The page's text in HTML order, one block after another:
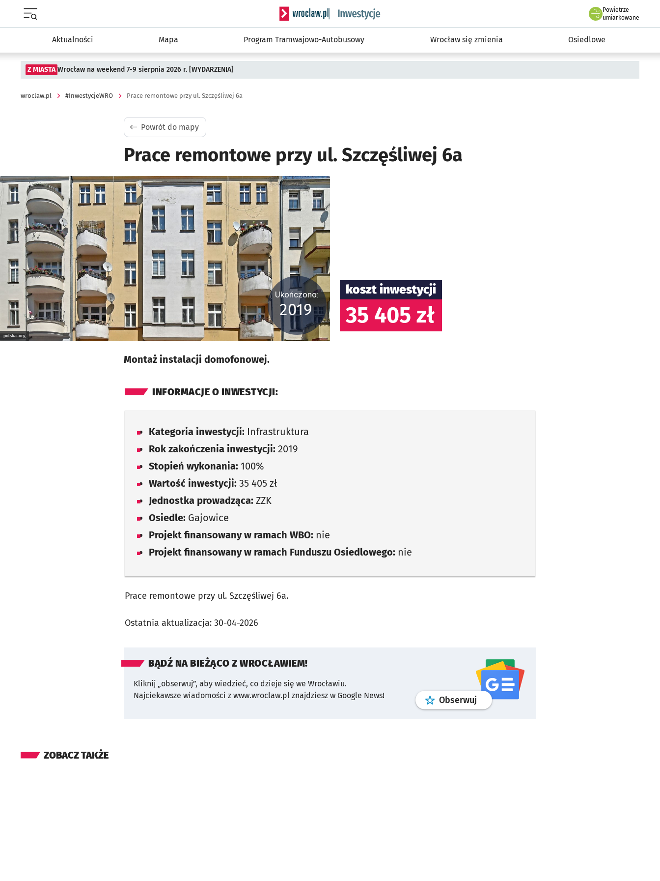
Serwis informacyjny wroclaw.pl podserwis: #InwestycjeWRO - miejskie inwestycje 2019-2032
Powietrze
we Wrocławiu
umiarkowane
Aktualności Mapa Program Tramwajowo-Autobusowy Wrocław się zmienia Osiedlowe
Z MIASTA Wrocław na weekend 7-9 sierpnia 2026 r. [WYDARZENIA]
wroclaw.pl #InwestycjeWRO Prace remontowe przy ul. Szczęśliwej 6a
Powrót do mapy
Prace remontowe przy ul. Szczęśliwej 6a
Kliknij, aby powiększyć
polska-org
Ukończono:
2019
koszt inwestycji
35 405 zł
Montaż instalacji domofonowej.
INFORMACJE O INWESTYCJI:
Kategoria inwestycji: Infrastruktura
Rok zakończenia inwestycji: 2019
Stopień wykonania: 100%
Wartość inwestycji: 35 405 zł
Jednostka prowadząca: ZZK
Osiedle: Gajowice
Projekt finansowany w ramach WBO: nie
Projekt finansowany w ramach Funduszu Osiedlowego: nie
Prace remontowe przy ul. Szczęśliwej 6a.
Ostatnia aktualizacja: 30-04-2026
BĄDŹ NA BIEŻĄCO Z WROCŁAWIEM!
Kliknij „obserwuj”, aby wiedzieć, co dzieje się we Wrocławiu.
Najciekawsze wiadomości z www.wroclaw.pl znajdziesz w Google News!
Obserwuj profilgoogle news
ZOBACZ TAKŻE